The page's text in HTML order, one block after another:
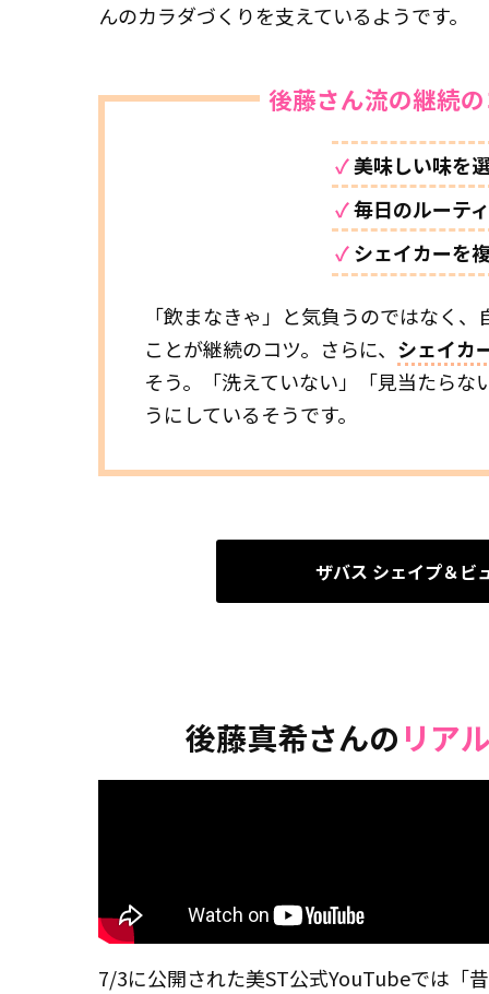
んのカラダづくりを支えているようです。
後藤さん流の継続
✓美味しい味を
✓毎日のルーテ
✓シェイカーを
「飲まなきゃ」と気負うのではなく
ことが継続のコツ。さらに、 シェイカ
そう。「洗えていない」「見当たら
うにしているそうです。
ザバス シェイプ＆ビ
後藤真希さんのリア
7/3に公開された美ST公式YouTubeでは「